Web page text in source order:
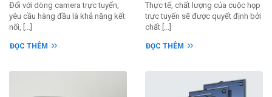
Đối với dòng camera trực tuyến,
yêu cầu hàng đầu là khả năng kết
nối, [...]
ĐỌC THÊM
Thực tế, chất lượng của cuộc họp
trực tuyến sẽ được quyết định bởi
chất [...]
ĐỌC THÊM